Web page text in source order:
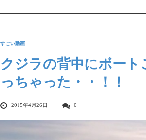
すごい動画
クジラの背中にボート
っちゃった・・！！
2015年4月26日 0